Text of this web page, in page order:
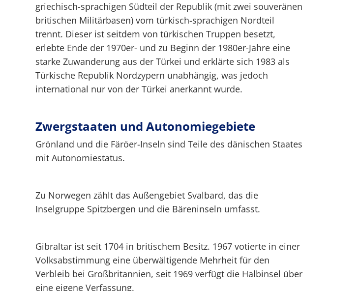
griechisch-sprachigen Südteil der Republik (mit zwei souveränen
britischen Militärbasen) vom türkisch-sprachigen Nordteil
trennt. Dieser ist seitdem von türkischen Truppen besetzt,
erlebte Ende der 1970er- und zu Beginn der 1980er-Jahre eine
starke Zuwanderung aus der Türkei und erklärte sich 1983 als
Türkische Republik Nordzypern unabhängig, was jedoch
international nur von der Türkei anerkannt wurde.
Zwergstaaten und Autonomiegebiete
Grönland und die Färöer-Inseln sind Teile des dänischen Staates
mit Autonomiestatus.
Zu Norwegen zählt das Außengebiet Svalbard, das die
Inselgruppe Spitzbergen und die Bäreninseln umfasst.
Gibraltar ist seit 1704 in britischem Besitz. 1967 votierte in einer
Volksabstimmung eine überwältigende Mehrheit für den
Verbleib bei Großbritannien, seit 1969 verfügt die Halbinsel über
eine eigene Verfassung.